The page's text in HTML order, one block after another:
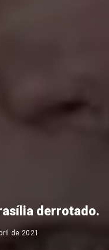
derrotado.
de 2021